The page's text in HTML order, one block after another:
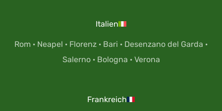
Italien
Rom · Neapel · Florenz · Bari · Desenzano del Garda ·
Salerno· Bologna · Verona
Frankreich